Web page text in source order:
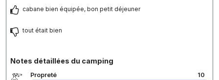
cabane bien équipée, bon petit déjeuner
tout était bien
Notes détaillées du camping
Propreté 10